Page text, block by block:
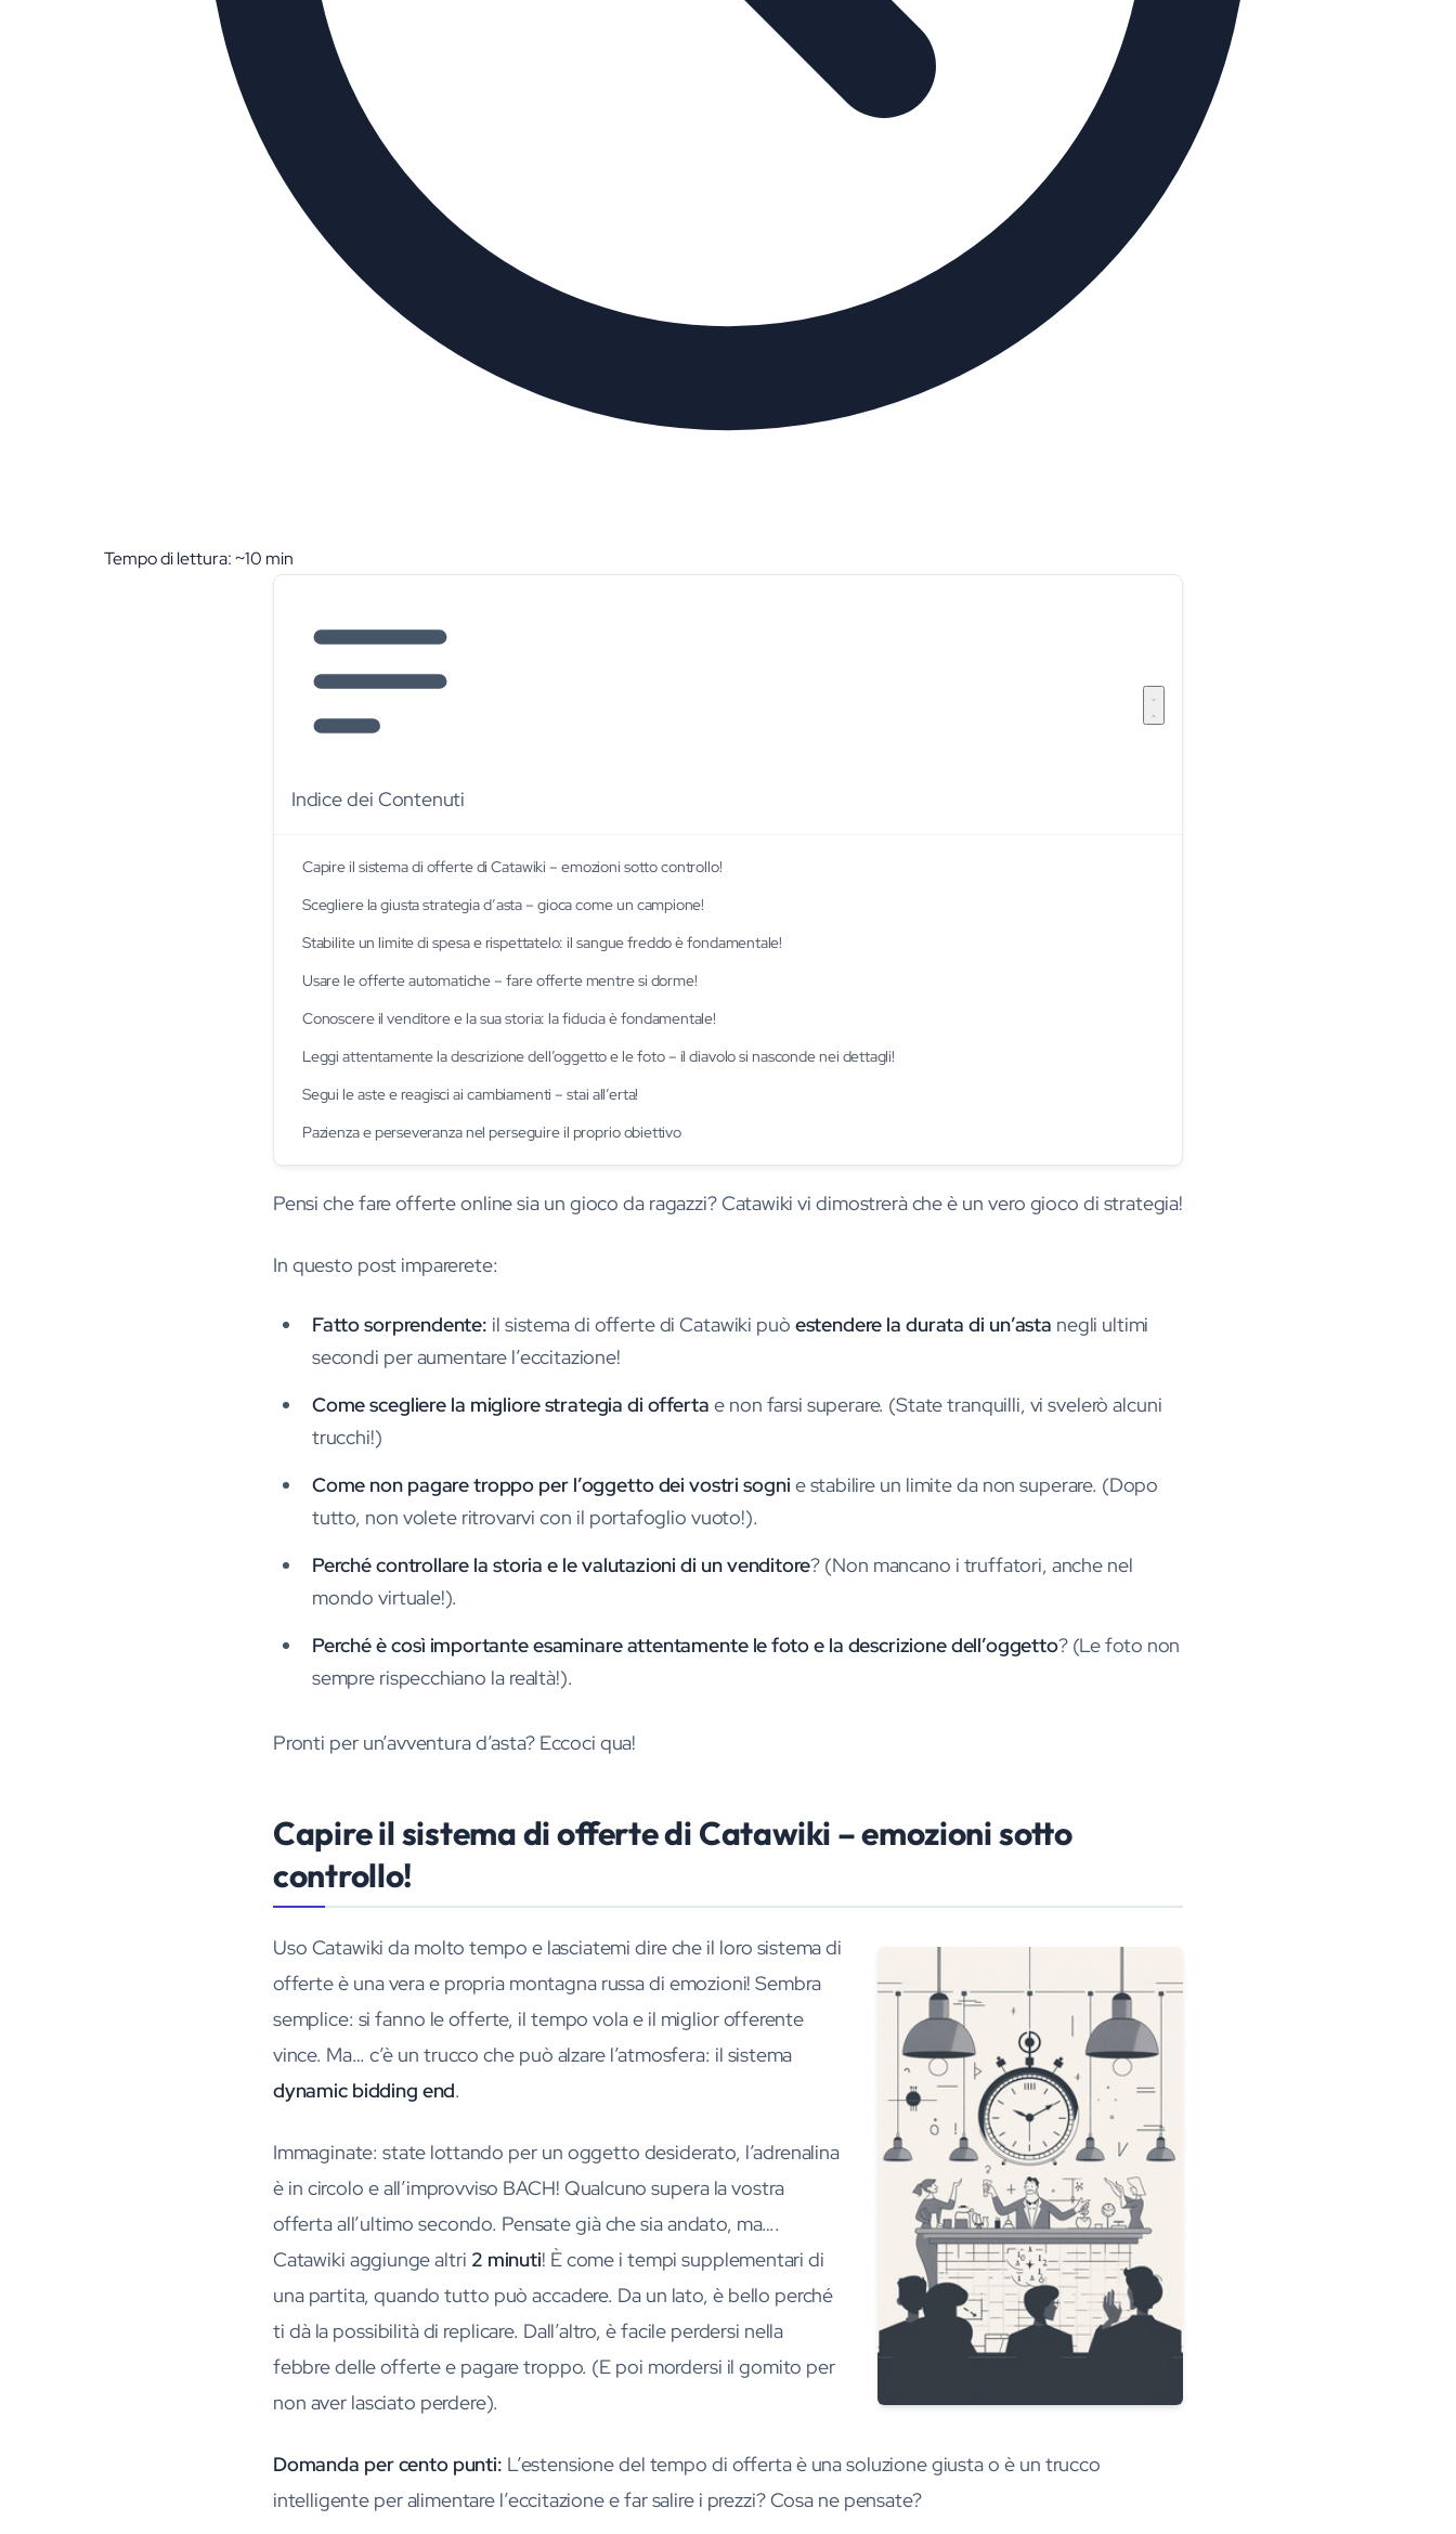
Tempo di lettura: ~10 min
Indice dei Contenuti
Capire il sistema di offerte di Catawiki – emozioni sotto controllo!
Scegliere la giusta strategia d’asta – gioca come un campione!
Stabilite un limite di spesa e rispettatelo: il sangue freddo è fondamentale!
Usare le offerte automatiche – fare offerte mentre si dorme!
Conoscere il venditore e la sua storia: la fiducia è fondamentale!
Leggi attentamente la descrizione dell’oggetto e le foto – il diavolo si nasconde nei dettagli!
Segui le aste e reagisci ai cambiamenti – stai all’erta!
Pazienza e perseveranza nel perseguire il proprio obiettivo
Pensi che fare offerte online sia un gioco da ragazzi? Catawiki vi dimostrerà che è un vero gioco di strategia!
In questo post imparerete:
Fatto sorprendente: il sistema di offerte di Catawiki può estendere la durata di un’asta negli ultimi
secondi per aumentare l’eccitazione!
Come scegliere la migliore strategia di offerta e non farsi superare. (State tranquilli, vi svelerò alcuni
trucchi!)
Come non pagare troppo per l’oggetto dei vostri sogni e stabilire un limite da non superare. (Dopo
tutto, non volete ritrovarvi con il portafoglio vuoto!).
Perché controllare la storia e le valutazioni di un venditore? (Non mancano i truffatori, anche nel
mondo virtuale!).
Perché è così importante esaminare attentamente le foto e la descrizione dell’oggetto? (Le foto non
sempre rispecchiano la realtà!).
Pronti per un’avventura d’asta? Eccoci qua!
Capire il sistema di offerte di Catawiki – emozioni sotto
controllo!
Uso Catawiki da molto tempo e lasciatemi dire che il loro sistema di
offerte è una vera e propria montagna russa di emozioni! Sembra
semplice: si fanno le offerte, il tempo vola e il miglior offerente
vince. Ma… c’è un trucco che può alzare l’atmosfera: il sistema
dynamic bidding end.
Immaginate: state lottando per un oggetto desiderato, l’adrenalina
è in circolo e all’improvviso BACH! Qualcuno supera la vostra
offerta all’ultimo secondo. Pensate già che sia andato, ma….
Catawiki aggiunge altri 2 minuti! È come i tempi supplementari di
una partita, quando tutto può accadere. Da un lato, è bello perché
ti dà la possibilità di replicare. Dall’altro, è facile perdersi nella
febbre delle offerte e pagare troppo. (E poi mordersi il gomito per
non aver lasciato perdere).
Domanda per cento punti: L’estensione del tempo di offerta è una soluzione giusta o è un trucco
intelligente per alimentare l’eccitazione e far salire i prezzi? Cosa ne pensate?